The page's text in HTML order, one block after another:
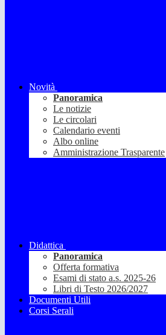
Novità
Panoramica
Le notizie
Le circolari
Calendario eventi
Albo online
Amministrazione Trasparente
Didattica
Panoramica
Offerta formativa
Esami di stato a.s. 2025-26
Libri di Testo 2026/2027
Documenti Utili
Corsi Serali